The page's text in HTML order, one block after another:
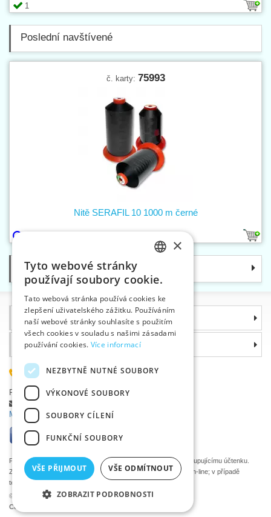
1
Poslední navštívené
č. karty: 75993
Nitě SERAFIL 10 1000 m černé
Kategorie
Informace
©2026 Velkoobchod textilní galanterie VTC a.s., Uničov
Ceny se zobrazí po přihlášení.
Proč si zvolit právě nás
585 051 217
Plzeňská 868, 783 91 Uničov, Česká republika
Položit dotaz
Máte problémy s přihlášením ?
Podle zákona o evidenci tržeb je prodávající povinen vystavit kupujícímu účtenku.
Zároveň je povinen zaevidovat přijatou tržbu u správce daně on-line; v případě
technického výpadku pak nejpozději do 48 hodin.
ENGLISH
GERMAN
×
Tyto webové stránky
používají soubory cookie.
Tato webová stránka používá cookies ke
zlepšení uživatelského zážitku. Používáním
naší webové stránky souhlasíte s použitím
všech cookies v souladu s našimi zásadami
používání cookies. Více informací
NEZBYTNĚ NUTNÉ SOUBORY
VÝKONOVÉ SOUBORY
SOUBORY CÍLENÍ
FUNKČNÍ SOUBORY
VŠE PŘIJMOUT VŠE ODMÍTNOUT
ZOBRAZIT PODROBNOSTI